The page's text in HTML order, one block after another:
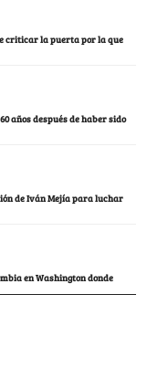
criticar la puerta por la que
años después de haber sido
de Iván Mejía para luchar
en Washington donde